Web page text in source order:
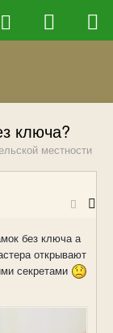
ключа?
местности
без ключа а
открывают
секретами